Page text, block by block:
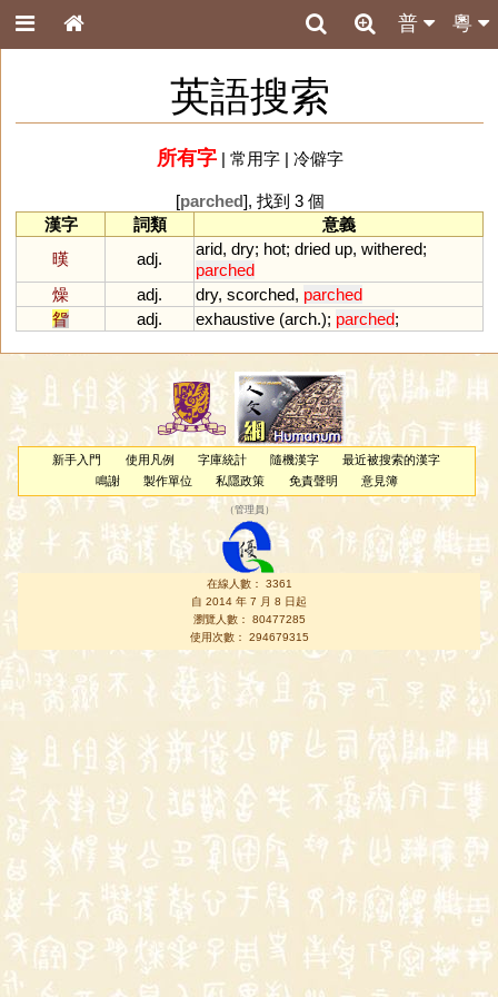
粵
普
英語搜索
所有字| 常用字| 冷僻字
[parched], 找到 3 個
漢字
詞類
意義
暵
adj.
arid, dry; hot; dried up, withered;
parched
燥
adj. dry, scorched, parched
眢
adj. exhaustive (arch.); parched;
新手入門 使用凡例 字庫統計 隨機漢字
最近被搜索的漢字
鳴謝
製作單位 私隱政策 免責聲明 意見簿
（管理員 ）
在線人數： 3361
自 2014 年 7 月 8 日起
瀏覽人數： 80477285
使用次數： 294679315